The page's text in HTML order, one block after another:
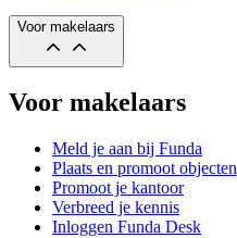
Voor makelaars
Voor makelaars
Meld je aan bij Funda
Plaats en promoot objecten
Promoot je kantoor
Verbreed je kennis
Inloggen Funda Desk